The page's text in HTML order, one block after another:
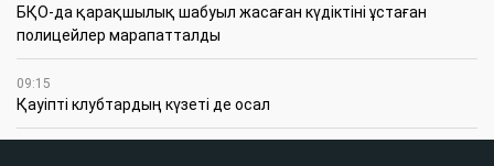
БҚО-да қарақшылық шабуыл жасаған күдіктіні ұстаған
полицейлер марапатталды
09:15
Қауіпті клубтардың күзеті де осал